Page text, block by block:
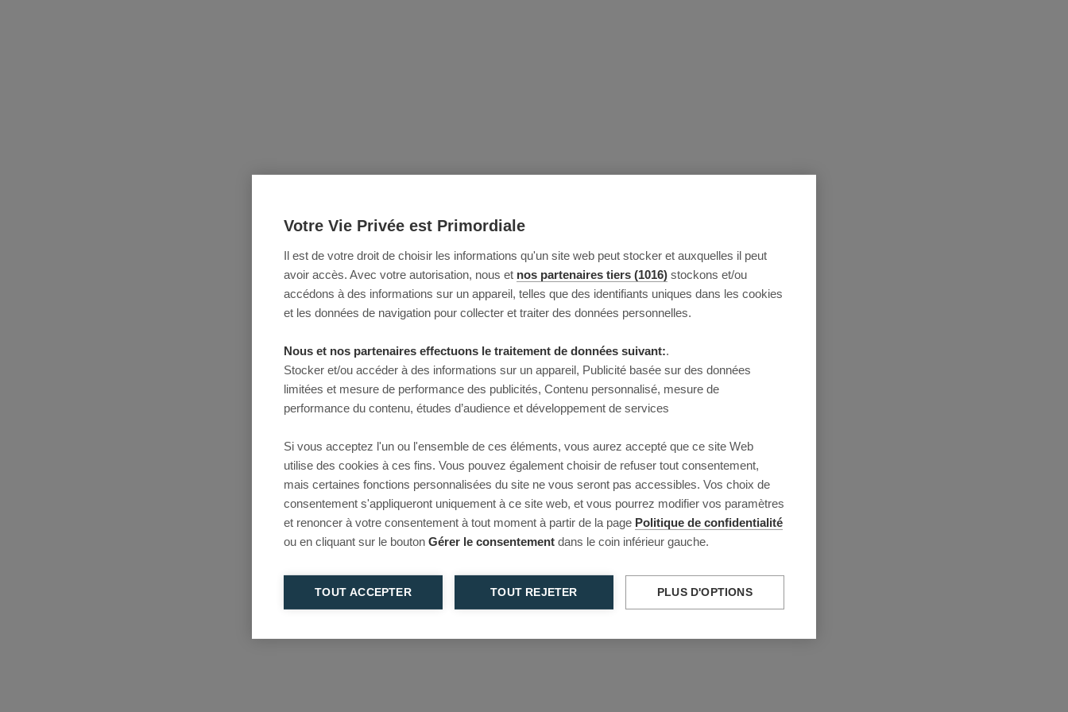
Votre Vie Privée est Primordiale
Il est de votre droit de choisir les informations qu'un site web peut stocker et auxquelles il peut
avoir accès. Avec votre autorisation, nous et nos partenaires tiers (1016) stockons et/ou
accédons à des informations sur un appareil, telles que des identifiants uniques dans les cookies
et les données de navigation pour collecter et traiter des données personnelles.
Nous et nos partenaires effectuons le traitement de données suivant:.
Stocker et/ou accéder à des informations sur un appareil, Publicité basée sur des données
limitées et mesure de performance des publicités, Contenu personnalisé, mesure de
performance du contenu, études d’audience et développement de services
Si vous acceptez l'un ou l'ensemble de ces éléments, vous aurez accepté que ce site Web
utilise des cookies à ces fins. Vous pouvez également choisir de refuser tout consentement,
mais certaines fonctions personnalisées du site ne vous seront pas accessibles. Vos choix de
consentement s'appliqueront uniquement à ce site web, et vous pourrez modifier vos paramètres
et renoncer à votre consentement à tout moment à partir de la page Politique de confidentialité
ou en cliquant sur le bouton Gérer le consentement dans le coin inférieur gauche.
TOUT ACCEPTER TOUT REJETER PLUS D'OPTIONS
This page couldn’t load
Reload to try again, or go back.
Reload Back